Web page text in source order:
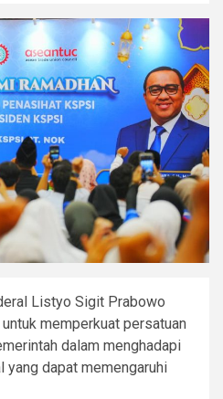
Listyo Sigit Prabowo
memperkuat persatuan
dalam menghadapi
yang dapat memengaruhi